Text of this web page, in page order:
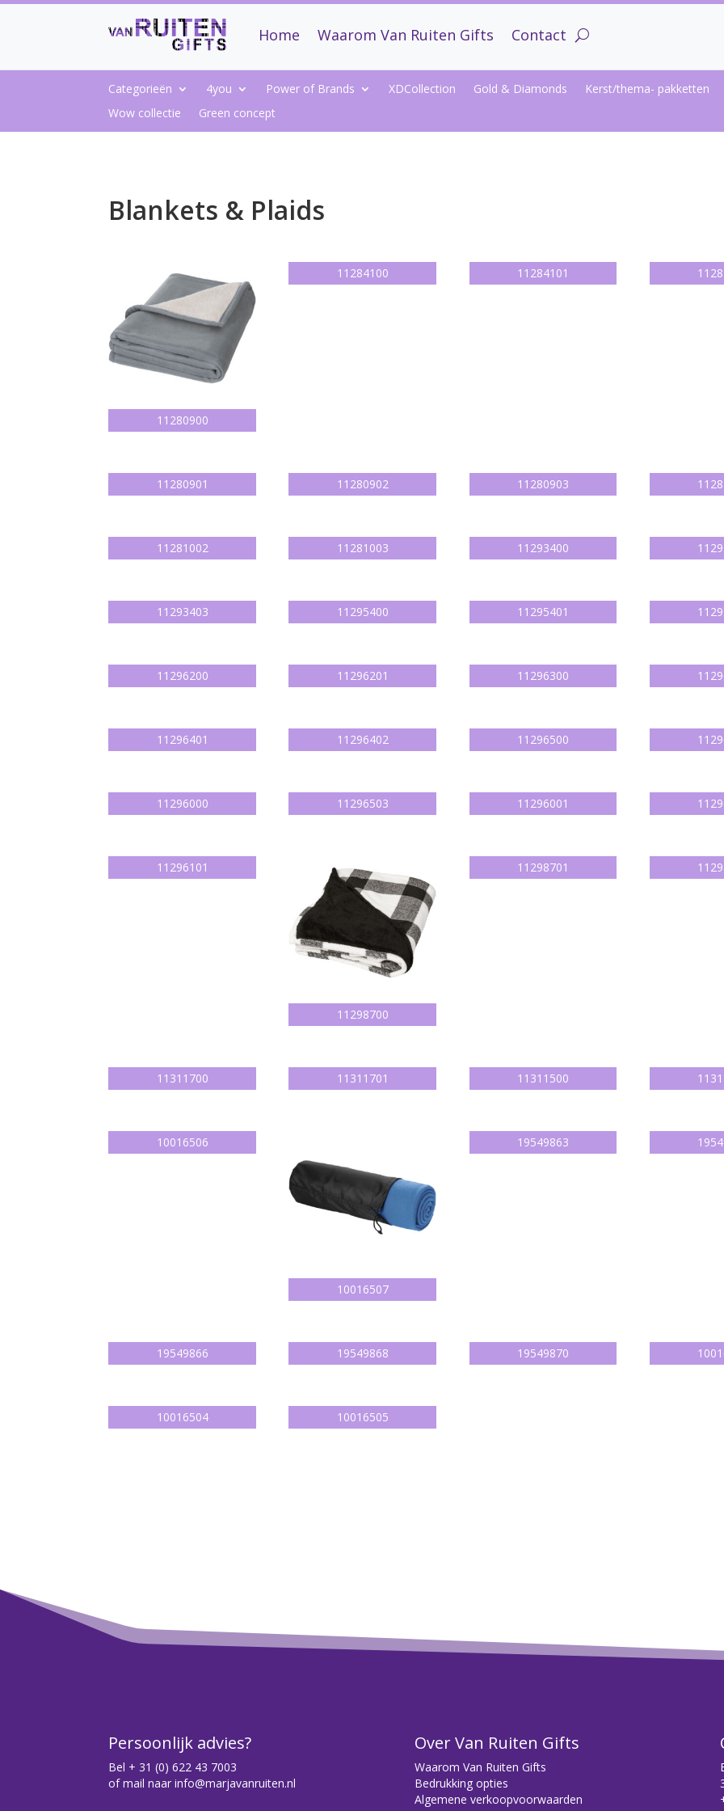
Home Waarom Van Ruiten Gifts Contact
Categorieën 4you Power of Brands XDCollection Gold & Diamonds Kerst/thema- pakketten
Wow collectie
Green concept
Blankets & Plaids
11280900
11284100 11284101
11280901 11280902 11280903
11281002 11281003 11293400
11293403 11295400 11295401
11296200 11296201 11296300
11296401 11296402 11296500
11296000 11296503 11296001
11296101
11298700
11298701
11311700 11311701 11311500
10016506
10016507
19549863
19549866 19549868 19549870
10016504 10016505
Persoonlijk advies?
Bel + 31 (0) 622 43 7003
of mail naarinfo@marjavanruiten.nl
Over Van Ruiten Gifts
Waarom Van Ruiten Gifts
Bedrukking opties
Algemene verkoopvoorwaarden